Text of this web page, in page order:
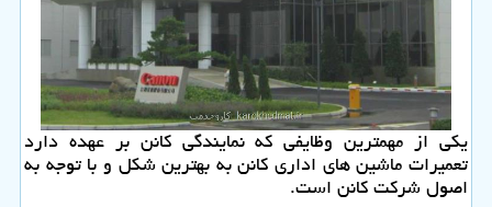
یكی از مهمترین وظایفی كه نمایندگی كانن بر عهده دارد
تعمیرات ماشین های اداری كانن به بهترین شكل و با توجه به
اصول شركت كانن است.